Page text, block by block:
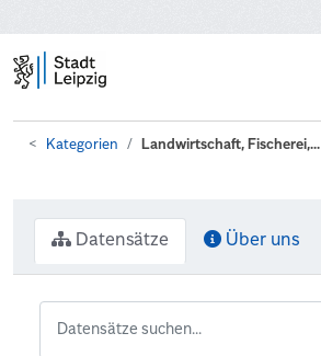
Kategorien Landwirtschaft, Fischerei,...
Datensätze Über uns